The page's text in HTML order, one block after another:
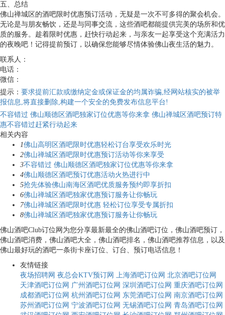
五、总结
佛山禅城区的酒吧限时优惠预订活动，无疑是一次不可多得的聚会机会。
无论是与朋友畅饮，还是与同事交流，这些酒吧都能提供完美的场所和优
质的服务。趁着限时优惠，赶快行动起来，与亲友一起享受这个充满活力
的夜晚吧！记得提前预订，以确保您能够尽情体验佛山夜生活的魅力。
联系人：
电话：
微信：
提示： 要求提前汇款或缴纳定金或保证金的均属诈骗,经网站核实的被举
报信息,将直接删除,构建一个安全的免费发布信息平台!
不容错过 佛山顺德区酒吧独家订位优惠等你来拿 佛山禅城区酒吧预订特
惠不容错过赶紧行动起来
相关内容
1佛山高明区酒吧限时优惠轻松订台享受欢乐时光
2佛山禅城区酒吧限时优惠预订活动等你来享受
3不容错过 佛山顺德区酒吧独家订位优惠等你来拿
4佛山顺德区酒吧预订优惠活动火热进行中
5抢先体验佛山南海区酒吧优质服务预约即享折扣
6佛山禅城区酒吧独家优惠预订服务让你畅玩
7佛山禅城区酒吧限时优惠 轻松订位享受专属折扣
8佛山禅城区酒吧独家优惠预订服务让你畅玩
佛山酒吧Club订位网为您分享最新最全的佛山酒吧订位，佛山酒吧预订，
佛山酒吧消费，佛山酒吧大全，佛山酒吧排名，佛山酒吧推荐信息，以及
佛山最好玩的酒吧一条街卡座订位、订台、预订电话信息！
友情链接
夜场招聘网 夜总会KTV预订网 上海酒吧订位网 北京酒吧订位网
天津酒吧订位网 广州酒吧订位网 深圳酒吧订位网 重庆酒吧订位网
成都酒吧订位网 杭州酒吧订位网 东莞酒吧订位网 南京酒吧订位网
苏州酒吧订位网 宁波酒吧订位网 无锡酒吧订位网 青岛酒吧订位网